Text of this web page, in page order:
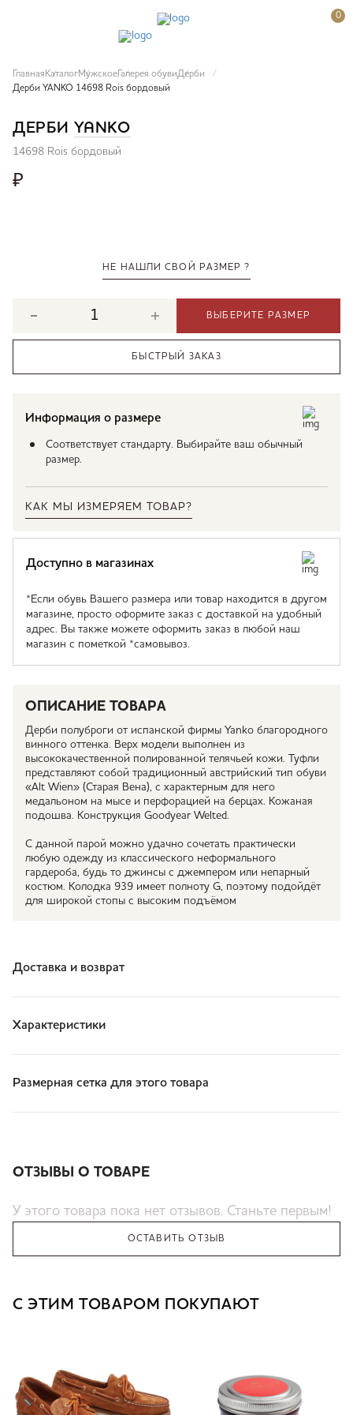
0
Главная КаталогМужское Галерея обувиДерби
Дерби YANKO 14698 Rois бордовый
ДЕРБИ YANKO
14698 Rois бордовый
₽
НЕ НАШЛИ СВОЙ РАЗМЕР ?
ВЫБЕРИТЕ РАЗМЕР
БЫСТРЫЙ ЗАКАЗ
Информация о размере
Соответствует стандарту. Выбирайте ваш обычный
размер.
КАК МЫ ИЗМЕРЯЕМ ТОВАР?
Доступно в магазинах
*Если обувь Вашего размера или товар находится в другом
магазине, просто оформите заказ с доставкой на удобный
адрес. Вы также можете оформить заказ в любой наш
магазин с пометкой *самовывоз.
ОПИСАНИЕ ТОВАРА
Дерби полуброги от испанской фирмы Yanko благородного
винного оттенка. Верх модели выполнен из
высококачественной полированной телячьей кожи. Туфли
представляют собой традиционный австрийский тип обуви
«Alt Wien» (Старая Вена), с характерным для него
медальоном на мысе и перфорацией на берцах. Кожаная
подошва. Конструкция Goodyear Welted.
С данной парой можно удачно сочетать практически
любую одежду из классического неформального
гардероба, будь то джинсы с джемпером или непарный
костюм. Колодка 939 имеет полноту G, поэтому подойдёт
для широкой стопы с высоким подъёмом
Доставка и возврат
Характеристики
Размерная сетка для этого товара
ОТЗЫВЫ О ТОВАРЕ
У этого товара пока нет отзывов. Станьте первым!
ОСТАВИТЬ ОТЗЫВ
С ЭТИМ ТОВАРОМ ПОКУПАЮТ